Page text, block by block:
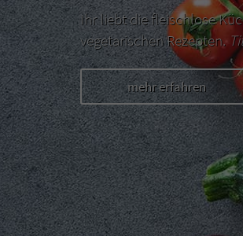
Ihr liebt die fleischlose
vegetarischen Rezepten.
mehr erfahren